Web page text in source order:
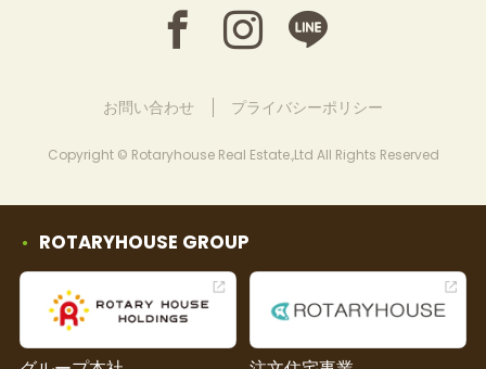
お問い合わせ プライバシーポリシー
Copyright © Rotaryhouse Real Estate.,Ltd All Rights Reserved
ROTARYHOUSE GROUP